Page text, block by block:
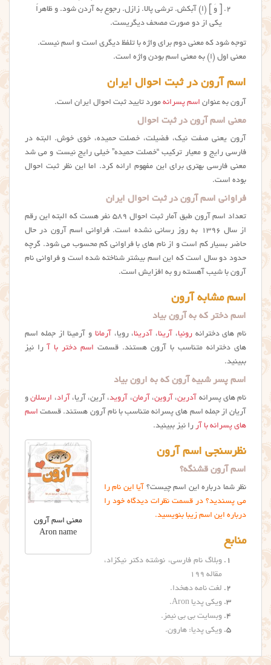
[ وَ ] (اِ) آبکش. ترشی پالا. زازل. رجوع به آردن شود. و ظاهراً
یکی از دو صورت مصحف دیگریست.
توجه شود که معنی دوم برای واژه با تلفظ دیگری است و اسم نیست.
معنی اول (اِ) به معنی اسم بودن واژه است.
اسم آرون در ثبت احوال ایران
آرون به عنوان اسم پسرانه مورد تایید ثبت احوال ایران است.
معنی اسم آرون در ثبت احوال
آرون یعنی صفت نیک، فضیلت، خصلت حمیده، خوی خوش. البته در
فارسی رایج و معیار ترکیب “خصلت حمیده” خیلی رایج نیست و می شد
معنی فارسی بهتری برای این مفهوم ارائه کرد. اما این نظر ثبت احوال
بوده است.
فراوانی اسم آرون در ثبت احوال ایران
تعداد اسم آرون طبق آمار ثبت احوال ۵۸۹ نفر هست که البته این رقم
از سال ۱۳۹۶ به روز رسانی نشده است. فراوانی اسم آرون در حال
حاضر بسیار کم است و از نام های با فراوانی کم محسوب می شود. گرچه
حدود دو سال است که این اسم بیشتر شناخته شده است و فراوانی نام
آرون با شیب آهسته رو به افزایش است.
اسم مشابه آرون
اسم دختر که به آرون بیاد
نام های دخترانهرونیا، آرینا، آدرینا، رویا، آرمانا و آرمینا از جمله اسم
های دخترانه متناسب با آرون هستند. قسمت اسم دختر با آرا نیز
ببینید.
اسم پسر شبیه آرون که به ارون بیاد
نام های پسرانه آدرین، آروین، آرمان، آروید، آرین، آریا، آراد، ارسلانو
آریان از جمله اسم های پسرانه متناسب با نام آرون هستند. قسمت اسم
های پسرانه با آر را نیز ببینید.
معنی اسم آرون
Aron name
نظرسنجی اسم آرون
اسم آرون قشنگه؟
نظر شما درباره این اسم چیست؟ آیا این نام را
می پسندید؟ در قسمت نظرات دیدگاه خود را
درباره این اسم زیبا بنویسید.
منابع
وبلاگ نام فارسی، نوشته دکتر نیکزاد،
مقاله ۱۹۹
لغت نامه دهخدا.
ویکی پدیا Aron
.
وبسایت بی بی نیمز .
ویکی پدیا: هارون.